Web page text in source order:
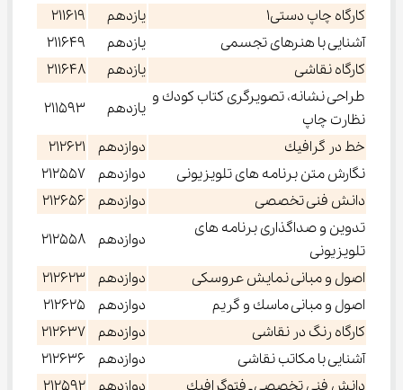
كارگاه چاپ دستی1
یازدهم
211619
آشنايی با هنرهای تجسمی
یازدهم
211649
كارگاه نقاشی
یازدهم
211648
طراحی نشانه، تصويرگری كتاب كودك و
نظارت چاپ
یازدهم
211593
خط در گرافيك
دوازدهم
212621
نگارش متن برنامه های تلويزيونی
دوازدهم
212557
دانش فنی تخصصی
دوازدهم
212656
تدوين و صداگذاری برنامه های
تلويزيونی
دوازدهم
212558
اصول و مبانی نمايش عروسكی
دوازدهم
212623
اصول و مبانی ماسك و گريم
دوازدهم
212625
كارگاه رنگ در نقاشی
دوازدهم
212637
آشنايی با مكاتب نقاشی
دوازدهم
212636